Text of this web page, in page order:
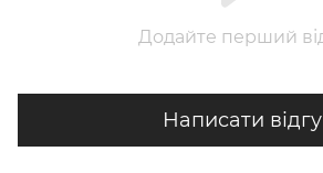
Додайте перший
Написати